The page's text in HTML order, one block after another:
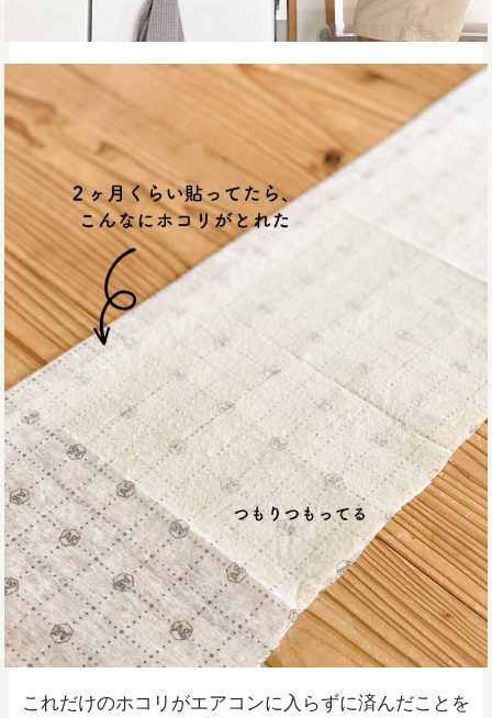
これだけのホコリがエアコンに入らずに済んだことを